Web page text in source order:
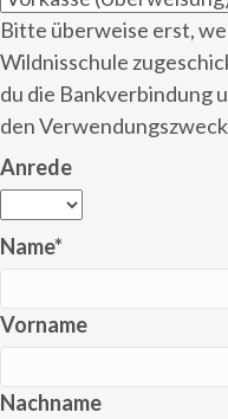
Bitte überweise erst,
Wildnisschule
du die Bankverbindung
den
Anrede
Name*
Vorname
Nachname